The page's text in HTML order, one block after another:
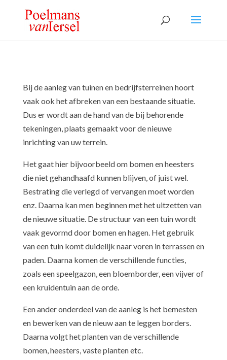
Bij de aanleg van tuinen en bedrijfsterreinen hoort
vaak ook het afbreken van een bestaande situatie.
Dus er wordt aan de hand van de bij behorende
tekeningen, plaats gemaakt voor de nieuwe
inrichting van uw terrein.
Het gaat hier bijvoorbeeld om bomen en heesters
die niet gehandhaafd kunnen blijven, of juist wel.
Bestrating die verlegd of vervangen moet worden
enz. Daarna kan men beginnen met het uitzetten van
de nieuwe situatie. De structuur van een tuin wordt
vaak gevormd door bomen en hagen. Het gebruik
van een tuin komt duidelijk naar voren in terrassen en
paden. Daarna komen de verschillende functies,
zoals een speelgazon, een bloemborder, een vijver of
een kruidentuin aan de orde.
Een ander onderdeel van de aanleg is het bemesten
en bewerken van de nieuw aan te leggen borders.
Daarna volgt het planten van de verschillende
bomen, heesters, vaste planten etc.